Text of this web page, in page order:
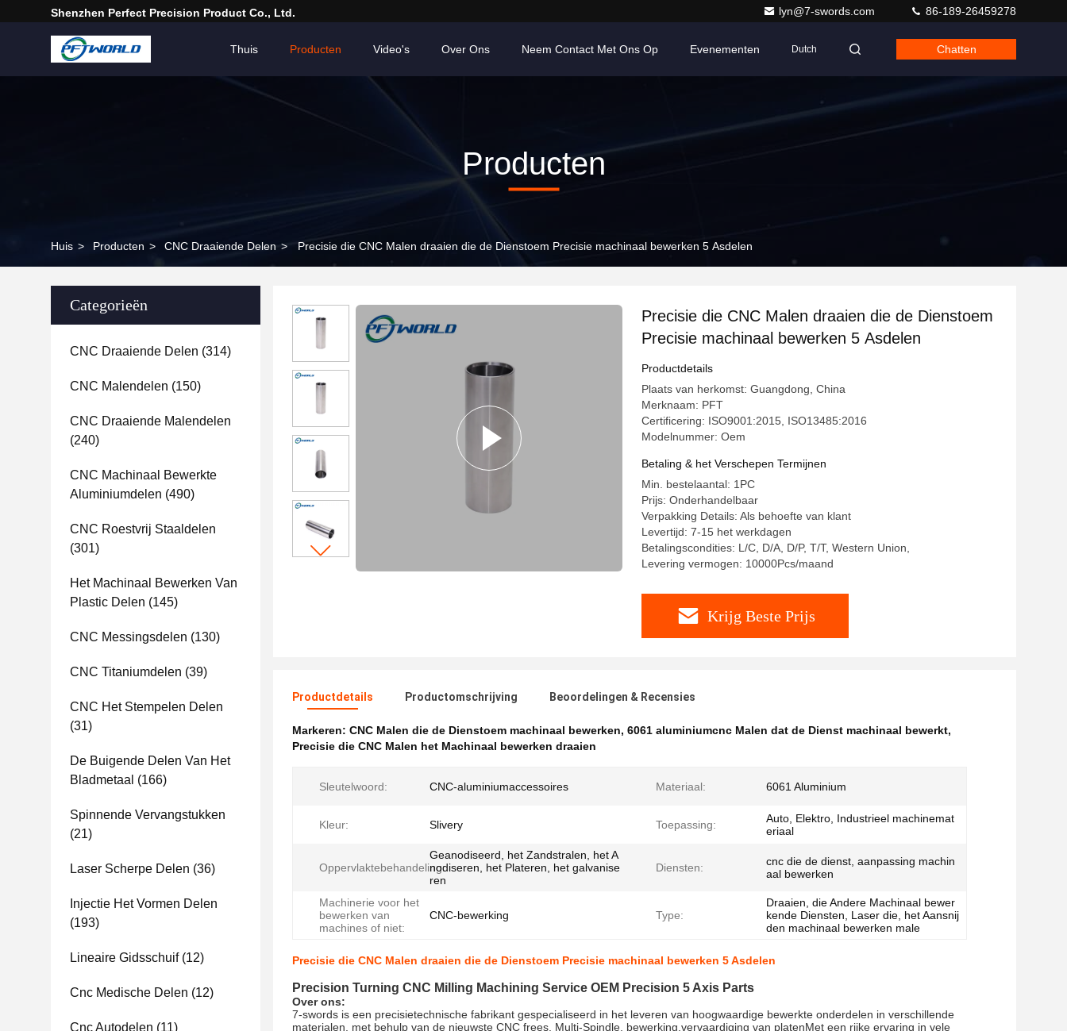
Shenzhen Perfect Precision Product Co., Ltd. lyn@7-swords.com 86-189-26459278
Thuis Producten Video's Over Ons Neem Contact Met Ons Op Evenementen Dutch Chatten
Producten
Huis > Producten > CNC Draaiende Delen > Precisie die CNC Malen draaien die de Dienstoem Precisie machinaal bewerken 5 Asdelen
Categorieën
CNC Draaiende Delen (314)
CNC Malendelen (150)
CNC Draaiende Malendelen
(240)
CNC Machinaal Bewerkte
Aluminiumdelen (490)
CNC Roestvrij Staaldelen
(301)
Het Machinaal Bewerken Van
Plastic Delen (145)
CNC Messingsdelen (130)
CNC Titaniumdelen (39)
CNC Het Stempelen Delen
(31)
De Buigende Delen Van Het
Bladmetaal (166)
Spinnende Vervangstukken
(21)
Laser Scherpe Delen (36)
Injectie Het Vormen Delen
(193)
Lineaire Gidsschuif(12)
Cnc Medische Delen (12)
Cnc Autodelen (11)
Precisie die CNC Malen draaien die de Dienstoem
Precisie machinaal bewerken 5 Asdelen
Productdetails
Plaats van herkomst: Guangdong, China
Merknaam: PFT
Certificering: ISO9001:2015, ISO13485:2016
Modelnummer: Oem
Betaling & het Verschepen Termijnen
Min. bestelaantal: 1PC
Prijs: Onderhandelbaar
Verpakking Details: Als behoefte van klant
Levertijd: 7-15 het werkdagen
Betalingscondities: L/C, D/A, D/P, T/T, Western Union,
Levering vermogen: 10000Pcs/maand
Krijg Beste Prijs
Productdetails Productomschrijving Beoordelingen & Recensies
Markeren: CNC Malen die de Dienstoem machinaal bewerken, 6061 aluminiumcnc Malen dat de Dienst machinaal bewerkt,
Precisie die CNC Malen het Machinaal bewerken draaien
Sleutelwoord: CNC-aluminiumaccessoires Materiaal: 6061 Aluminium
Kleur: Slivery Toepassing:
Auto, Elektro, Industrieel machinemat
eriaal
Oppervlaktebehandeling:
Geanodiseerd, het Zandstralen, het A
nodiseren, het Plateren, het galvanise
ren
Diensten:
cnc die de dienst, aanpassing machin
aal bewerken
Machinerie voor het
bewerken van
machines of niet:
CNC-bewerking Type:
Draaien, die Andere Machinaal bewer
kende Diensten, Laser die, het Aansnij
den machinaal bewerken male
Precisie die CNC Malen draaien die de Dienstoem Precisie machinaal bewerken 5 Asdelen
Precision Turning CNC Milling Machining Service OEM Precision 5 Axis Parts
Over ons:
7-swords is een precisietechnische fabrikant gespecialiseerd in het leveren van hoogwaardige bewerkte onderdelen in verschillende
materialen, met behulp van de nieuwste CNC frees, Multi-Spindle, bewerking,vervaardiging van platenMet een rijke ervaring in vele